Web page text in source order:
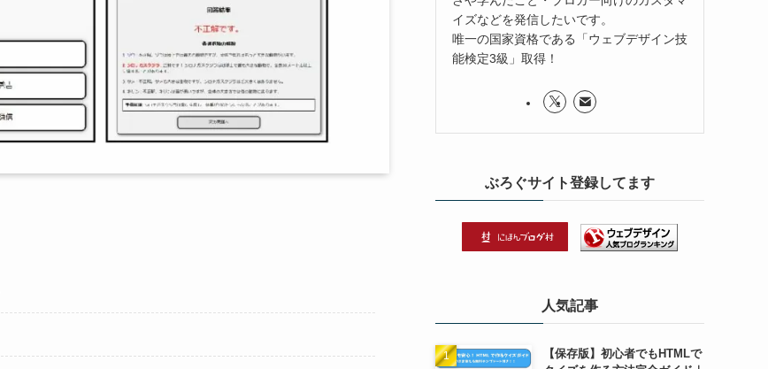
アユズ
北海道の道東ブロガー
Webデザインを通して、デザインの楽し
さや学んだこと・ブロガー向けのカスタマ
イズなどを発信したいです。